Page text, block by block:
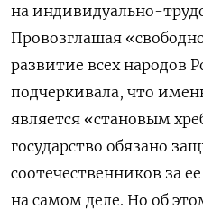
на индивидуально-
Провозглашая
развитие всех народов
подчеркивала, что
является «становым
государство обязано
соотечественников за
на самом деле. Но об